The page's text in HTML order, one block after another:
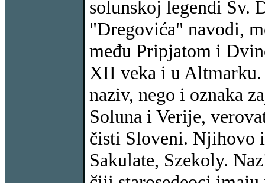
solunskoj legendi
"Dregovića" navodi,
među Pripjatom i
XII veka i u Altmarku.
naziv, nego i oznaka
Soluna i Verije,
čisti Sloveni. Njihovo
Sakulate, Szekoly.